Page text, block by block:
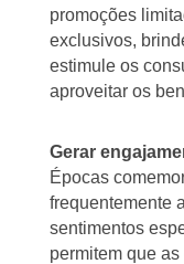
promoções
exclusivos,
estimule os
aproveitar os
Gerar
Épocas
frequentemente
sentimentos
permitem que